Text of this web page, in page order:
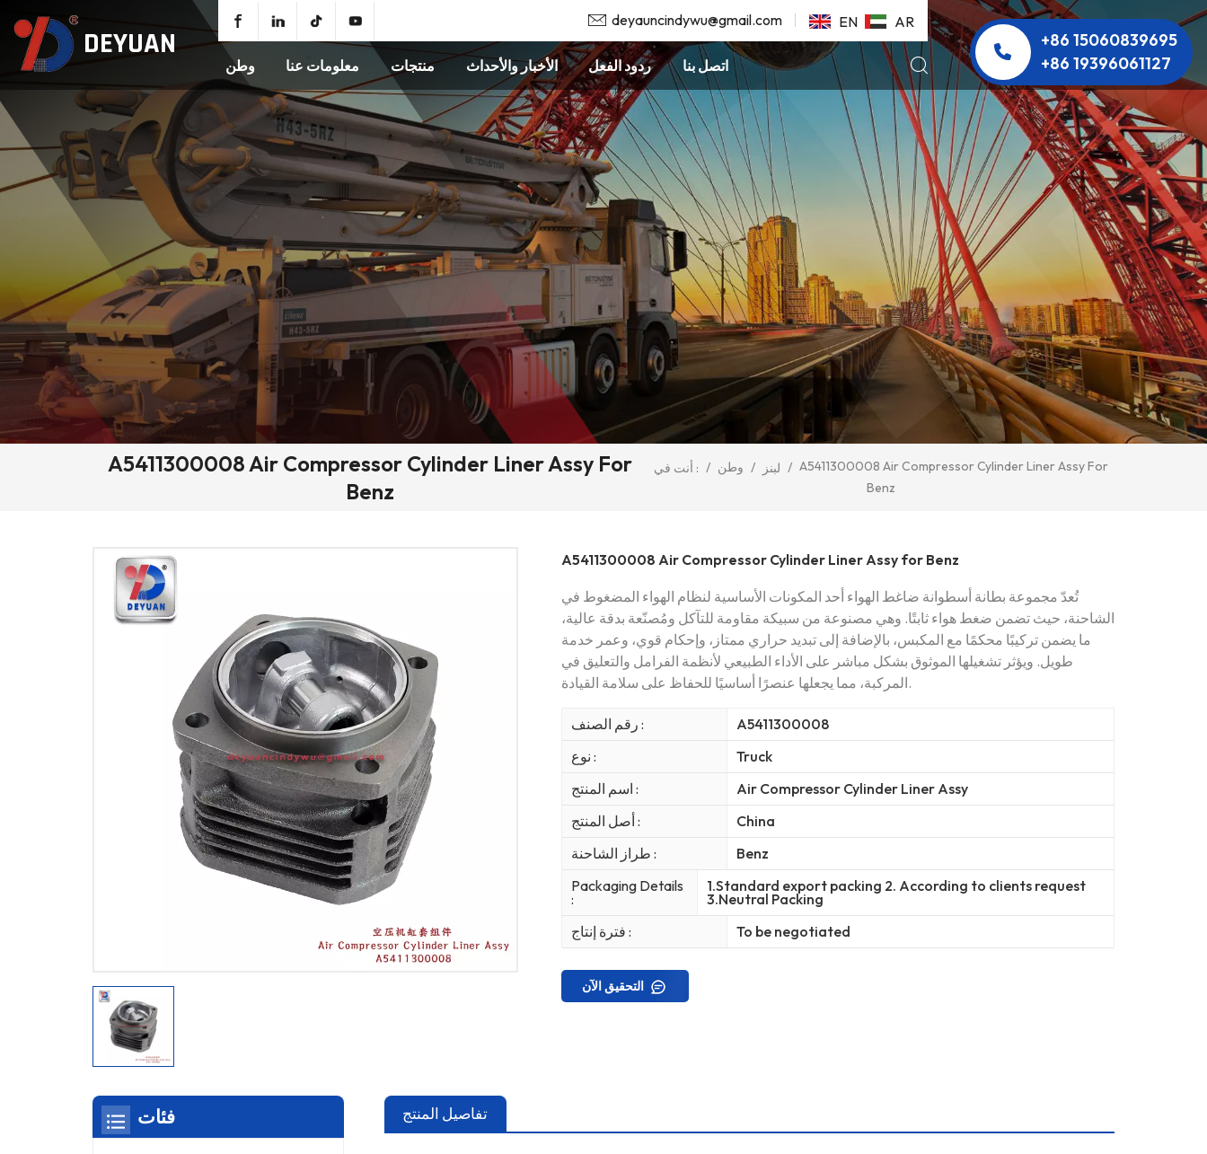
DEYUAN
EN AR
deyauncindywu@gmail.com
وطن معلومات عنا منتجات الأخبار والأحداث ردود الفعل اتصل بنا
+86 15060839695
+86 19396061127
A5411300008 Air Compressor Cylinder Liner Assy For
Benz
أنت في : / وطن / لبنز / A5411300008 Air Compressor Cylinder Liner Assy For
Benz
A5411300008 Air Compressor Cylinder Liner Assy for Benz
تُعدّ مجموعة بطانة أسطوانة ضاغط الهواء أحد المكونات الأساسية لنظام الهواء المضغوط في
الشاحنة، حيث تضمن ضغط هواء ثابتًا. وهي مصنوعة من سبيكة مقاومة للتآكل ومُصنّعة بدقة عالية،
ما يضمن تركيبًا محكمًا مع المكبس، بالإضافة إلى تبديد حراري ممتاز، وإحكام قوي، وعمر خدمة
طويل. ويؤثر تشغيلها الموثوق بشكل مباشر على الأداء الطبيعي لأنظمة الفرامل والتعليق في
المركبة، مما يجعلها عنصرًا أساسيًا للحفاظ على سلامة القيادة.
رقم الصنف :
A5411300008
نوع :
Truck
اسم المنتج :
Air Compressor Cylinder Liner Assy
أصل المنتج :
China
طراز الشاحنة :
Benz
Packaging Details
:
1.Standard export packing 2. According to clients request
3.Neutral Packing
فترة إنتاج :
To be negotiated
التحقيق الآن
تفاصيل المنتج فئات